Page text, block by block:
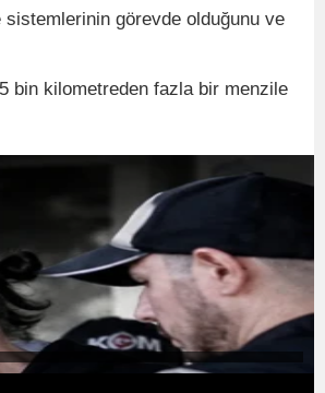
görevde olduğunu ve
bin kilometreden fazla bir menzile